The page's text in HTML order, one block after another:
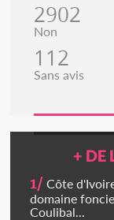
2902
Non
112
Sans avis
+ DE
1/ Côte
domaine
Coulibal...